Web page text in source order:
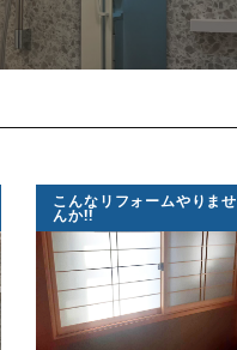
こんなリフォームやりませ
んか!!